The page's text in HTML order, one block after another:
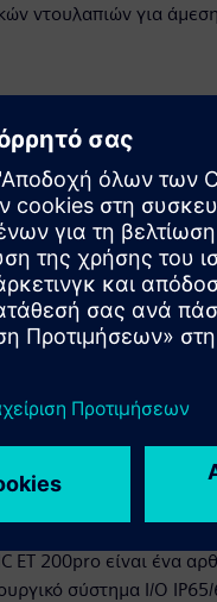
ντουλαπιών για
ET 200pro
ET 200pro είναι ένα
σύστημα I/O